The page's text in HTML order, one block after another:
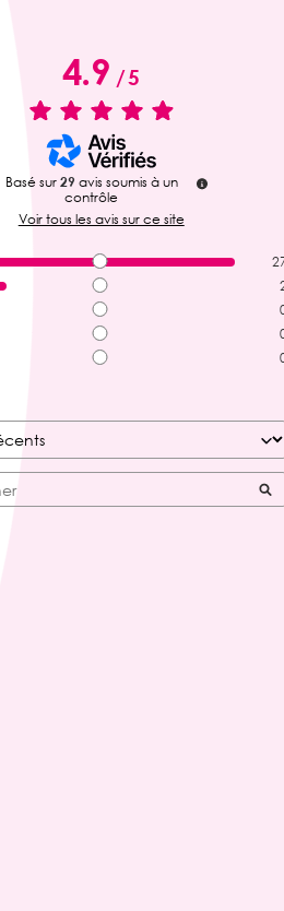
4.9/5
Basé sur 29 avis soumis à un
contrôle
Voir tous les avis sur ce site